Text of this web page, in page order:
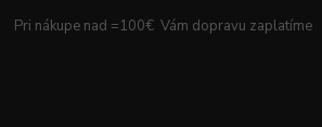
Pri nákupe nad =100€ Vám dopravu zaplatíme